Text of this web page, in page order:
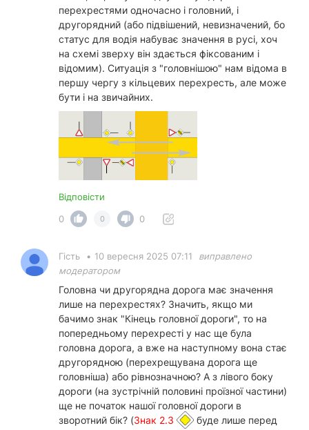
перехрестями одночасно і головний, і
другорядний (або підвішений, невизначений, бо
статус для водія набуває значення в русі, хоч
на схемі зверху він здається фіксованим і
відомим). Ситуація з "головнішою" нам відома в
першу чергу з кільцевих перехресть, але може
бути і на звичайних.
Відповісти
0
0 0
Гість • 10 вересня 2025 07:11
виправлено
модератором
Головна чи другорядна дорога має значення
лише на перехрестях? Значить, якщо ми
бачимо знак "Кінець головної дороги", то на
попередньому перехресті у нас ще була
головна дорога, а вже на наступному вона стає
другорядною (перехрещувана дорога ще
головніша) або рівнозначною? А з лівого боку
дороги (на зустрічній половині проїзної частини)
ще не початок нашої головної дороги в
зворотний бік? (Знак 2.3 буде лише перед